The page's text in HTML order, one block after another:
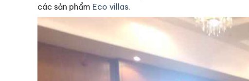
các sản phẩm Eco villas.